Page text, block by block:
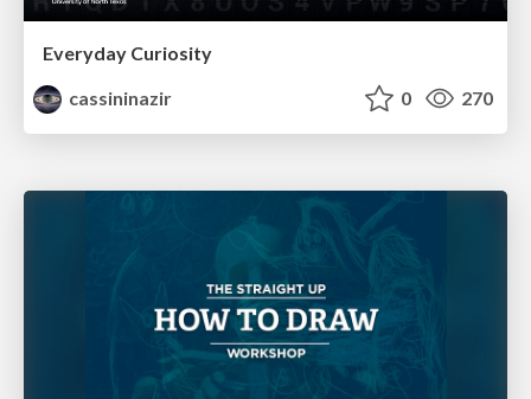
Everyday Curiosity
cassininazir
0 270